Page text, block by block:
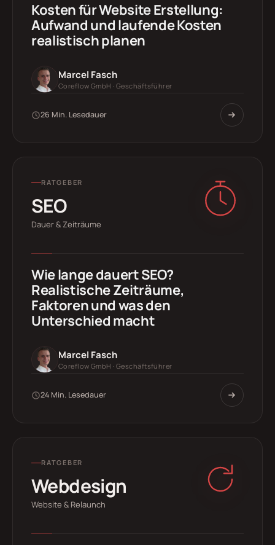
Kosten für Website Erstellung:
Aufwand und laufende Kosten
realistisch planen
Marcel Fasch
Coreflow GmbH · Geschäftsführer
26 Min. Lesedauer
RATGEBER
SEO
Dauer & Zeiträume
Wie lange dauert SEO?
Realistische Zeiträume,
Faktoren und was den
Unterschied macht
Marcel Fasch
Coreflow GmbH · Geschäftsführer
24 Min. Lesedauer
RATGEBER
Webdesign
Website & Relaunch